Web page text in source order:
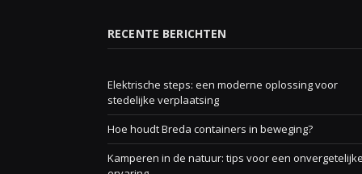
RECENTE BERICHTEN
Elektrische steps: een moderne oplossing voor
stedelijke verplaatsing
Hoe houdt Breda containers in beweging?
Kamperen in de natuur: tips voor een